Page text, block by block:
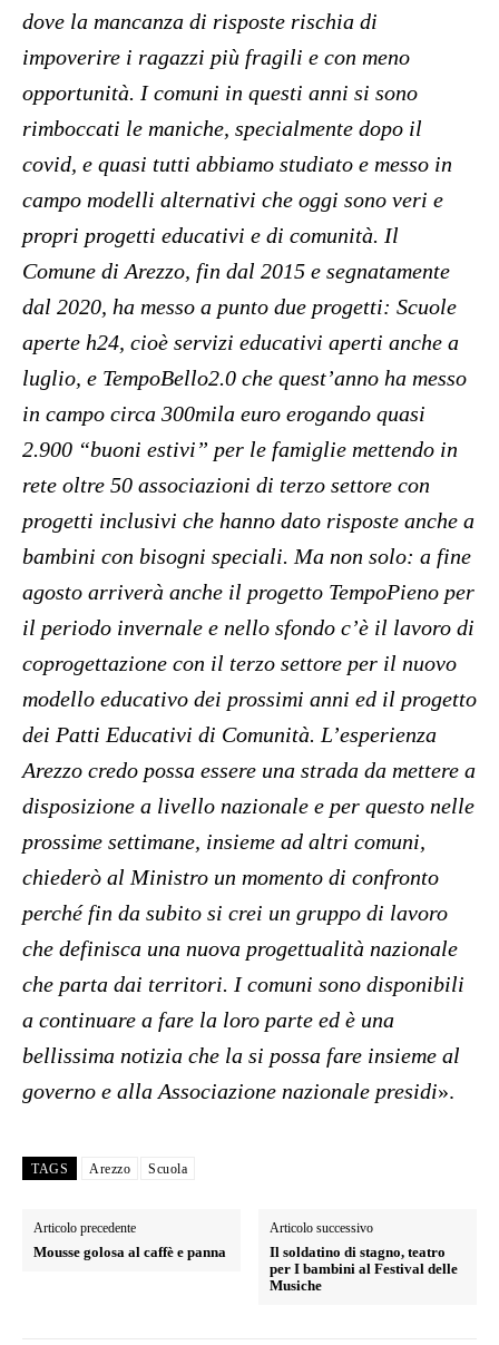
dove la mancanza di risposte rischia di
impoverire i ragazzi più fragili e con meno
opportunità. I comuni in questi anni si sono
rimboccati le maniche, specialmente dopo il
covid, e quasi tutti abbiamo studiato e messo in
campo modelli alternativi che oggi sono veri e
propri progetti educativi e di comunità. Il
Comune di Arezzo, fin dal 2015 e segnatamente
dal 2020, ha messo a punto due progetti: Scuole
aperte h24, cioè servizi educativi aperti anche a
luglio, e TempoBello2.0 che quest’anno ha messo
in campo circa 300mila euro erogando quasi
2.900 “buoni estivi” per le famiglie mettendo in
rete oltre 50 associazioni di terzo settore con
progetti inclusivi che hanno dato risposte anche a
bambini con bisogni speciali. Ma non solo: a fine
agosto arriverà anche il progetto TempoPieno per
il periodo invernale e nello sfondo c’è il lavoro di
coprogettazione con il terzo settore per il nuovo
modello educativo dei prossimi anni ed il progetto
dei Patti Educativi di Comunità. L’esperienza
Arezzo credo possa essere una strada da mettere a
disposizione a livello nazionale e per questo nelle
prossime settimane, insieme ad altri comuni,
chiederò al Ministro un momento di confronto
perché fin da subito si crei un gruppo di lavoro
che definisca una nuova progettualità nazionale
che parta dai territori. I comuni sono disponibili
a continuare a fare la loro parte ed è una
bellissima notizia che la si possa fare insieme al
governo e alla Associazione nazionale presidi».
TAGS Arezzo Scuola
Articolo precedente
Mousse golosa al caffè e panna
Articolo successivo
Il soldatino di stagno, teatro
per I bambini al Festival delle
Musiche